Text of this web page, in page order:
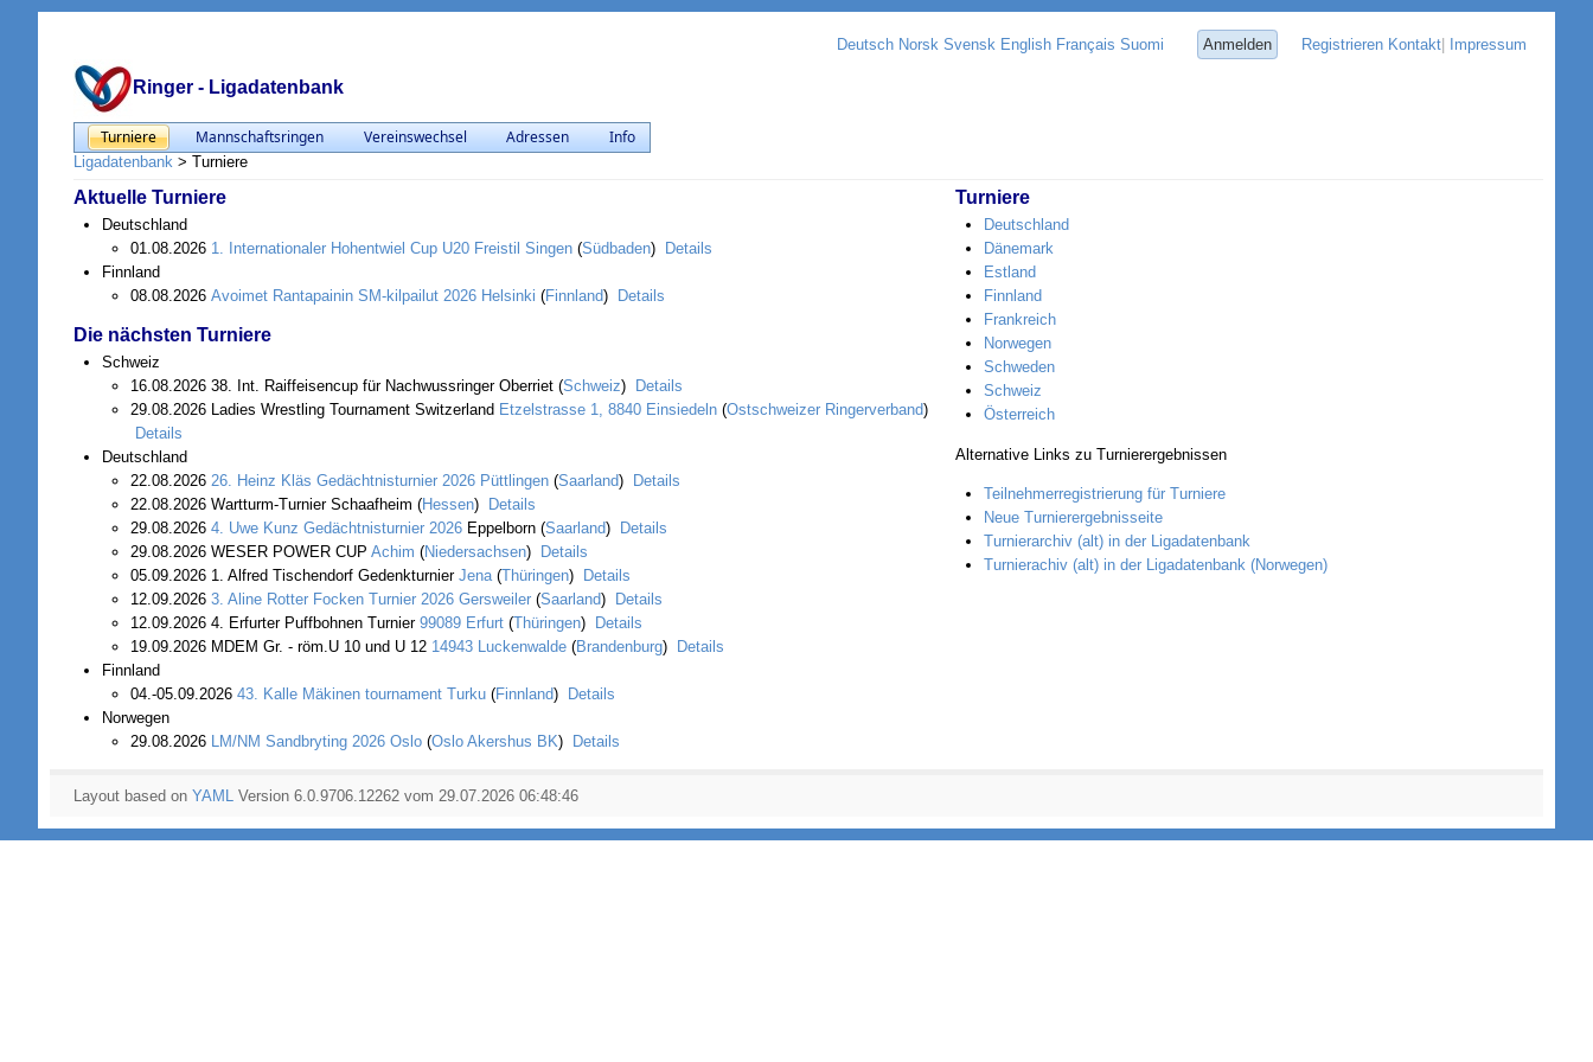
Ringer - Ligadatenbank
Deutsch Norsk Svensk English Français Suomi Anmelden Registrieren Kontakt Impressum
Turniere Mannschaftsringen Vereinswechsel Adressen Info
Ligadatenbank > Turniere
Aktuelle Turniere
Deutschland
01.08.2026 1. Internationaler Hohentwiel Cup U20 FreistilSingen (Südbaden)
Details
Finnland
08.08.2026Avoimet Rantapainin SM-kilpailut 2026 Helsinki (Finnland) Details
Die nächsten Turniere
Schweiz
16.08.2026 38. Int. Raiffeisencup für Nachwussringer Oberriet (Schweiz) Details
29.08.2026 Ladies Wrestling Tournament Switzerland Etzelstrasse 1, 8840 Einsiedeln (Ostschweizer Ringerverband)
Details
Deutschland
22.08.2026 26. Heinz Kläs Gedächtnisturnier 2026 Püttlingen (Saarland) Details
22.08.2026 Wartturm-Turnier Schaafheim (Hessen) Details
29.08.20264. Uwe Kunz Gedächtnisturnier 2026 Eppelborn (Saarland) Details
29.08.2026 WESER POWER CUP Achim (Niedersachsen) Details
05.09.2026 1. Alfred Tischendorf GedenkturnierJena (Thüringen) Details
12.09.20263. Aline Rotter Focken Turnier 2026 Gersweiler (Saarland) Details
12.09.2026 4. Erfurter Puffbohnen Turnier99089 Erfurt (Thüringen) Details
19.09.2026 MDEM Gr. - röm.U 10 und U 12 14943 Luckenwalde (Brandenburg) Details
Finnland
04.-05.09.202643. Kalle Mäkinen tournament Turku (Finnland) Details
Norwegen
29.08.2026 LM/NM Sandbryting 2026 Oslo (Oslo Akershus BK) Details
Turniere
Deutschland
Dänemark
Estland
Finnland
Frankreich
Norwegen
Schweden
Schweiz
Österreich
Alternative Links zu Turnierergebnissen
Teilnehmerregistrierung für Turniere
Neue Turnierergebnisseite
Turnierarchiv (alt) in der Ligadatenbank
Turnierachiv (alt) in der Ligadatenbank (Norwegen)
Layout based on YAML Version 6.0.9706.12262 vom 29.07.2026 06:48:46